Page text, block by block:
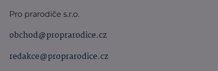
Pro prarodiče s.r.o.
obchod@proprarodice.cz
redakce@proprarodice.cz